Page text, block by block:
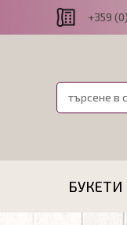
+359
БУКЕТИ